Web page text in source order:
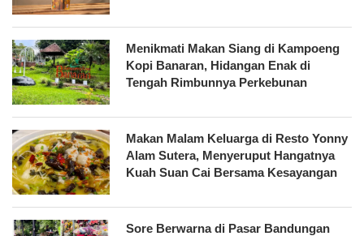
Menikmati Makan Siang di Kampoeng
Kopi Banaran, Hidangan Enak di
Tengah Rimbunnya Perkebunan
Makan Malam Keluarga di Resto Yonny
Alam Sutera, Menyeruput Hangatnya
Kuah Suan Cai Bersama Kesayangan
Sore Berwarna di Pasar Bandungan